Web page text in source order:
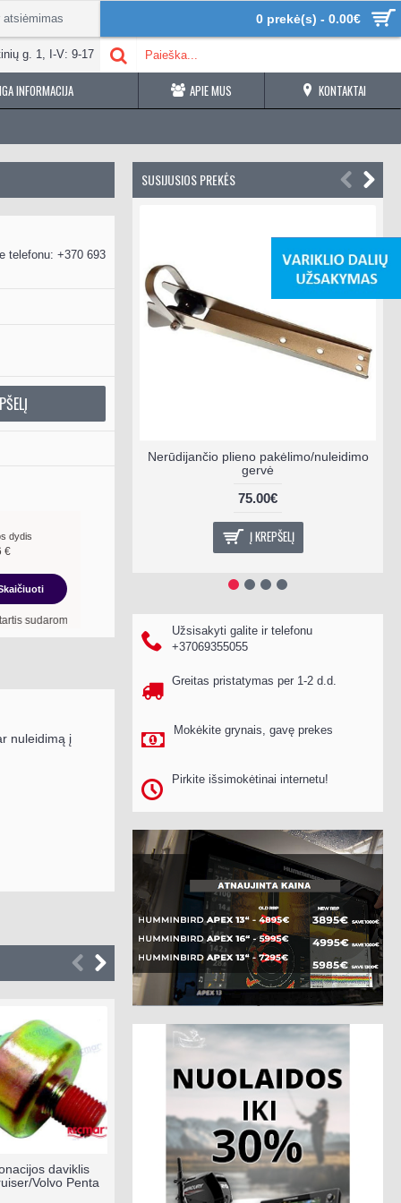
atsiėmimas 0 prekė(s) - 0.00€
g. 1, I-V: 9-17
INFORMACIJA APIE MUS KONTAKTAI
SUSIJUSIOS PREKĖS
Nerūdijančio plieno pakėlimo/nuleidimo
gervė
75.00€
Į KREPŠELĮ
Užsisakyti galite ir telefonu
+37069355055
Greitas pristatymas per 1-2 d.d.
Mokėkite grynais, gavę prekes
Pirkite išsimokėtinai internetu!
telefonu: +370 693
dydis
€
18 mėn. terminui, metinė palūkanų norma –
nuleidimą į
daviklis
Volvo Penta
Anodų rinkinys Volvo
Penta 290